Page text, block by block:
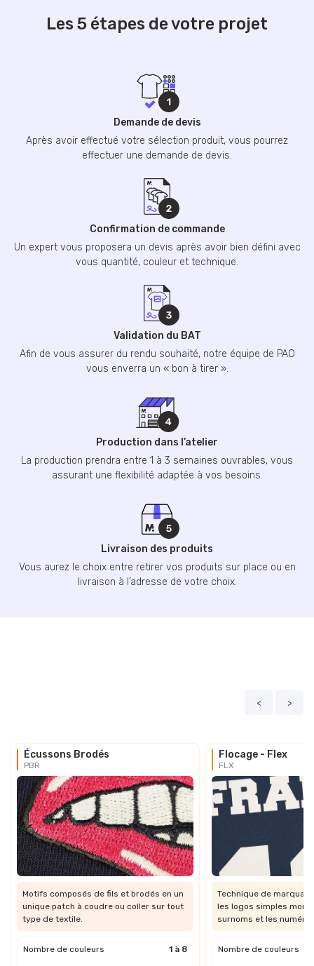
Les 5 étapes de votre projet
Demande de devis
Après avoir effectué votre sélection produit, vous pourrez
effectuer une demande de devis.
Confirmation de commande
Un expert vous proposera un devis après avoir bien défini avec
vous quantité, couleur et technique.
Validation du BAT
Afin de vous assurer du rendu souhaité, notre équipe de PAO
vous enverra un « bon à tirer ».
Production dans l’atelier
La production prendra entre 1 à 3 semaines ouvrables, vous
assurant une flexibilité adaptée à vos besoins.
Livraison des produits
Vous aurez le choix entre retirer vos produits sur place ou en
livraison à l’adresse de votre choix.
< >
Écussons Brodés
PBR
Motifs composés de fils et brodés en un
unique patch à coudre ou coller sur tout
type de textile.
Nombre de couleurs 1 à 8
Flocage - Flex
FLX
Technique de
les logos simples
surnoms et les
Nombre de couleurs